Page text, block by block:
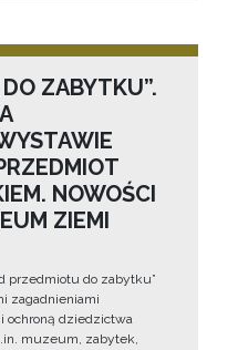
ZABYTKU”.
NOWOŚCI
ZIEMI
przedmiotu do zabytku”
zagadnieniami
ochroną dziedzictwa
muzeum, zabytek,